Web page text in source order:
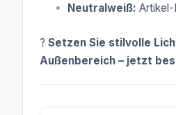
Neutralweiß: Artikel-
? Setzen Sie stilvolle
Außenbereich – jetzt